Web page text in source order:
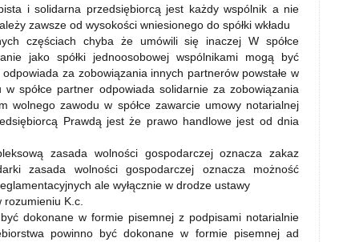
i solidarna przedsiębiorcą jest każdy wspólnik a nie
zawsze od wysokości wniesionego do spółki wkładu
częściach chyba że umówili się inaczej W spółce
jako spółki jednoosobowej wspólnikami mogą być
za zobowiązania innych partnerów powstałe w
spółce partner odpowiada solidarnie za zobowiązania
wolnego zawodu w spółce zawarcie umowy notarialnej
Prawdą jest że prawo handlowe jest od dnia
zasada wolności gospodarczej oznacza zakaz
zasada wolności gospodarczej oznacza możność
ale wyłącznie w drodze ustawy
K.c.
dokonane w formie pisemnej z podpisami notarialnie
powinno być dokonane w formie pisemnej ad